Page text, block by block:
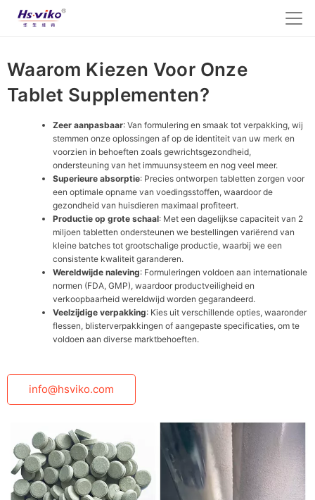
Waarom Kiezen Voor Onze
Tablet Supplementen?
Zeer aanpasbaar: Van formulering en smaak tot verpakking, wij
stemmen onze oplossingen af op de identiteit van uw merk en
voorzien in behoeften zoals gewrichtsgezondheid,
ondersteuning van het immuunsysteem en nog veel meer.
Superieure absorptie: Precies ontworpen tabletten zorgen voor
een optimale opname van voedingsstoffen, waardoor de
gezondheid van huisdieren maximaal profiteert.
Productie op grote schaal: Met een dagelijkse capaciteit van 2
miljoen tabletten ondersteunen we bestellingen variërend van
kleine batches tot grootschalige productie, waarbij we een
consistente kwaliteit garanderen.
Wereldwijde naleving: Formuleringen voldoen aan internationale
normen (FDA, GMP), waardoor productveiligheid en
verkoopbaarheid wereldwijd worden gegarandeerd.
Veelzijdige verpakking: Kies uit verschillende opties, waaronder
flessen, blisterverpakkingen of aangepaste specificaties, om te
voldoen aan diverse marktbehoeften.
info@hsviko.com